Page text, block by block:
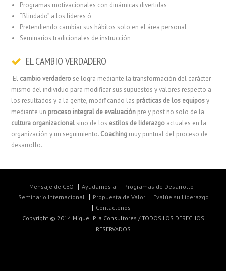
Programas motivacionales con dinámicas divertidas
“Blindado” a los líderes ó
Pretendiendo cambiar sus hábitos solo en el área personal
Seminarios tradicionales de instrucción
EL CAMBIO VERDADERO
El cambio verdadero se logra mediante la transformación del carácter
mismo del individuo para modificar sus supuestos y valores respecto a
los resultados y a la gente, modificando las prácticas de los equiposy
mediante un proceso integral de evaluación pre y post no solo de la
cultura organizacional sino de los estilos de liderazgo actuales en la
organización y un seguimiento. Coaching muy puntual del proceso de
desarrollo.
Mensaje de CEO Ayudamos a
Programas de Desarrollo
Seminario Internacional
Propuesta de Valor
Evalúe su Liderazgo
Contáctenos
Copyright © 2014 Miguel Pla Consultores / TODOS LOS DERECHOS
RESERVADOS